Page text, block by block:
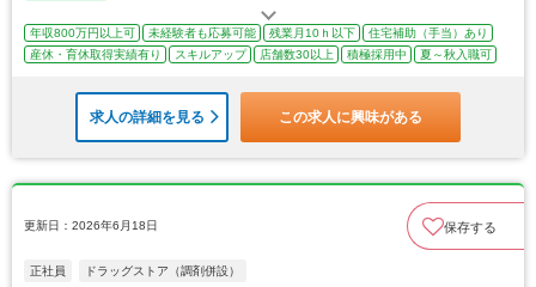
年収800万円以上可 未経験者も応募可能 残業月10ｈ以下
住宅補助（手当）あり
産休・育休取得実績有り
スキルアップ 店舗数30以上 積極採用中 夏～秋入職可
求人の詳細を見る この求人に興味がある
更新日：2026年6月18日 保存する
正社員 ドラッグストア（調剤併設）